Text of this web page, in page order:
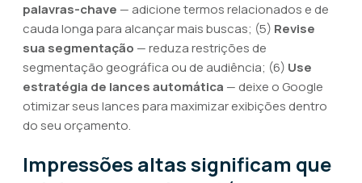
palavras-chave — adicione termos relacionados e de
cauda longa para alcançar mais buscas; (5) Revise
sua segmentação — reduza restrições de
segmentação geográfica ou de audiência; (6) Use
estratégia de lances automática — deixe o Google
otimizar seus lances para maximizar exibições dentro
do seu orçamento.
Impressões altas significam que